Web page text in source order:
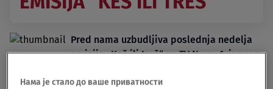
Pred nama uzbudljiva poslednja nedelja
emisije „Keš ili treš“ na TV Nova: 1. januara
SHOWBIZ29.12.25.
Нама је стало до ваше приватности